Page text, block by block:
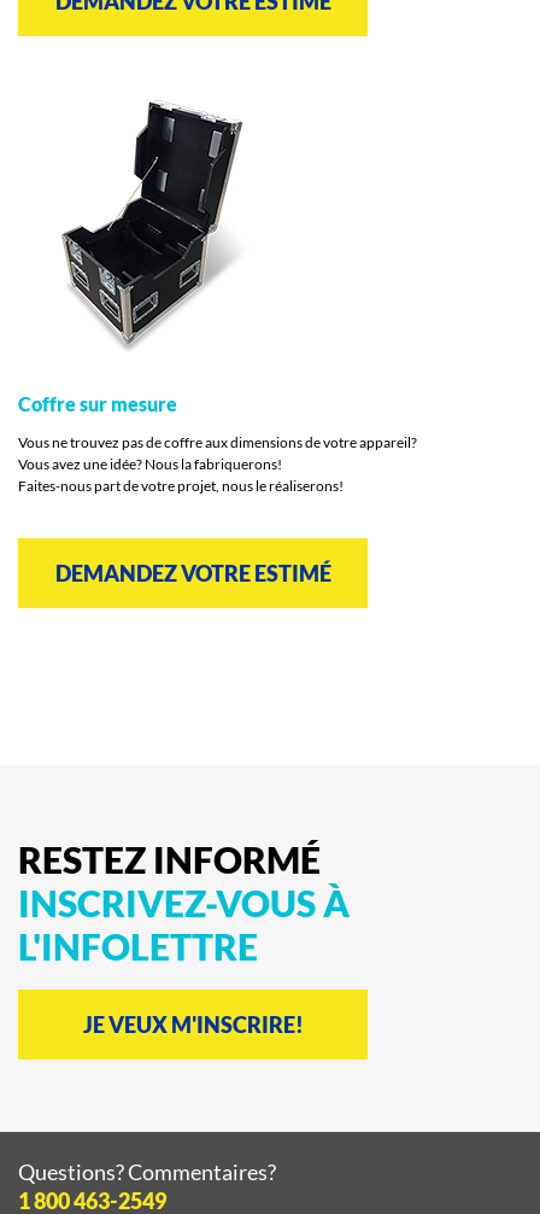
Coffre sur mesure
Vous ne trouvez pas de coffre aux dimensions de votre appareil?
Vous avez une idée? Nous la fabriquerons!
Faites-nous part de votre projet, nous le réaliserons!
DEMANDEZ VOTRE ESTIMÉ
RESTEZ INFORMÉ
INSCRIVEZ-VOUSÀ
L'INFOLETTRE
JE VEUX M'INSCRIRE!
Questions? Commentaires?
1 800 463-2549